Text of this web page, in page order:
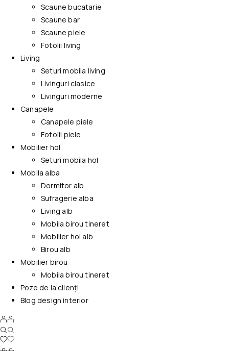
Scaune bucatarie
Scaune bar
Scaune piele
Fotolii living
Living
Seturi mobila living
Livinguri clasice
Livinguri moderne
Canapele
Canapele piele
Fotolii piele
Mobilier hol
Seturi mobila hol
Mobila alba
Dormitor alb
Sufragerie alba
Living alb
Mobila birou tineret
Mobilier hol alb
Birou alb
Mobilier birou
Mobila birou tineret
Poze de la clienți
Blog design interior